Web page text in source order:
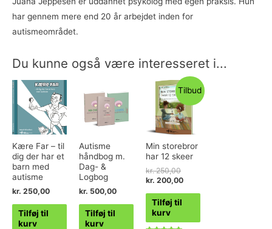
har gennem mere end 20 år arbejdet inden for
autismeområdet.
Du kunne også være interesseret i...
Kære Far – til
dig der har et
barn med
autisme
kr. 250,00
Tilføj til
kurv
Autisme
håndbog m.
Dag- &
Logbog
kr. 500,00
Tilføj til
kurv
Tilbud
Min storebror
har 12 skeer
kr.250,00
kr. 200,00
Tilføj til
kurv